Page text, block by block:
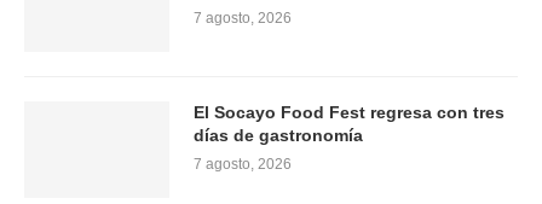
7 agosto, 2026
El Socayo Food Fest regresa con tres
días de gastronomía
7 agosto, 2026